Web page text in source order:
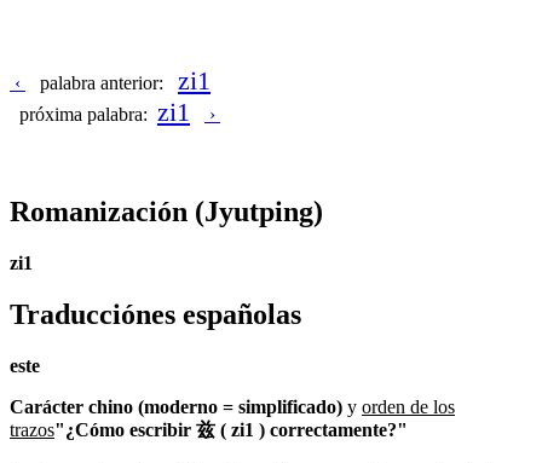
‹ palabra anterior: zi1
próxima palabra: zi1 ›
Romanización (Jyutping)
zi1
Traducciónes españolas
este
Carácter chino (moderno = simplificado) y orden de los
trazos"¿Cómo escribir 兹 ( zi1 ) correctamente?"